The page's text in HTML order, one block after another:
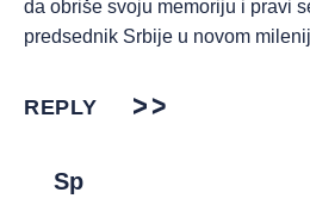
da obriše svoju memoriju i pravi
predsednik Srbije u novom
REPLY
Sp